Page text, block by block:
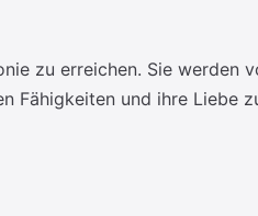
zu erreichen. Sie werden
Fähigkeiten und ihre Liebe